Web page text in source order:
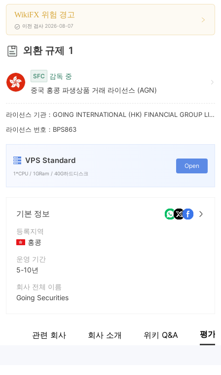
WikiFX 위험 경고
이전 검사 2026-08-07
외환 규제 1
SFC
감독 중
중국 홍콩 파생상품 거래 라이선스 (AGN)
라이선스 기관：GOING INTERNATIONAL (HK) FINANCIAL GROUP LIMITED
라이선스 번호：BPS863
VPS Standard
1*CPU / 1GRam / 40G하드디스크
Open
기본 정보
등록지역
홍콩
운영 기간
5-10년
회사 전체 이름
Going Securities
관련 회사 회사 소개 위키 Q&A 평가